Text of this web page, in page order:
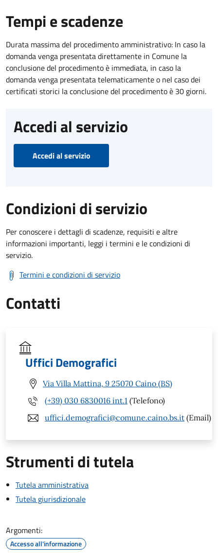
Tempi e scadenze
Durata massima del procedimento amministrativo: In caso la
domanda venga presentata direttamente in Comune la
conclusione del procedimento è immediata, in caso la
domanda venga presentata telematicamente o nel caso dei
certificati storici la conclusione del procedimento è 30 giorni.
Accedi al servizio
Accedi al servizio
Condizioni di servizio
Per conoscere i dettagli di scadenze, requisiti e altre
informazioni importanti, leggi i termini e le condizioni di
servizio.
Termini e condizioni di servizio
Contatti
Uffici Demografici
Via Villa Mattina, 9 25070 Caino (BS)
(+39) 030 6830016 int.1 (Telefono)
uffici.demografici@comune.caino.bs.it (Email)
Strumenti di tutela
Tutela amministrativa
Tutela giurisdizionale
Argomenti:
Accesso all'informazione